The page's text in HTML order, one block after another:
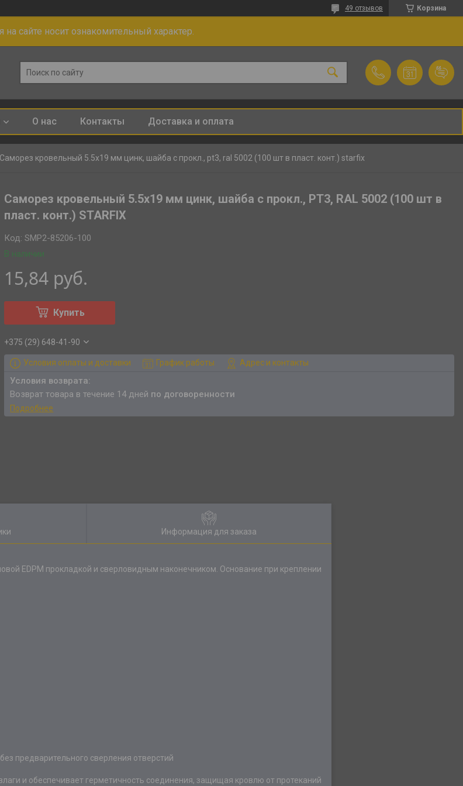
Корзина
49 отзывов
сайте носит ознакомительный характер.
О нас Контакты Доставка и оплата
Саморез кровельный 5.5х19 мм цинк, шайба с прокл., pt3, ral 5002 (100 шт в пласт. конт.) starfix
Саморез кровельный 5.5х19 мм цинк, шайба с прокл., PT3, RAL 5002 (100 шт в
пласт. конт.) STARFIX
В наличии
Код:SMP2-85206-100
15,84 руб.
Купить
+375 (29) 648-41-90
Условия оплаты и доставки График работы Адрес и контакты
возврат товара в течение 14 дней по договоренности
Подробнее
Информация для заказа
EDPM прокладкой и сверловидным наконечником. Основание при креплении
предварительного сверления отверстий
и обеспечивает герметичность соединения, защищая кровлю от протеканий